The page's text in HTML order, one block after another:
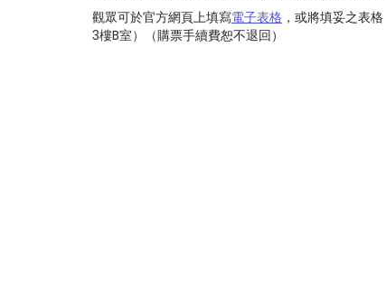
觀眾可於官方網頁上填寫電子表格 ，或將填妥之表格
3樓B室）（購票手續費恕不退回）